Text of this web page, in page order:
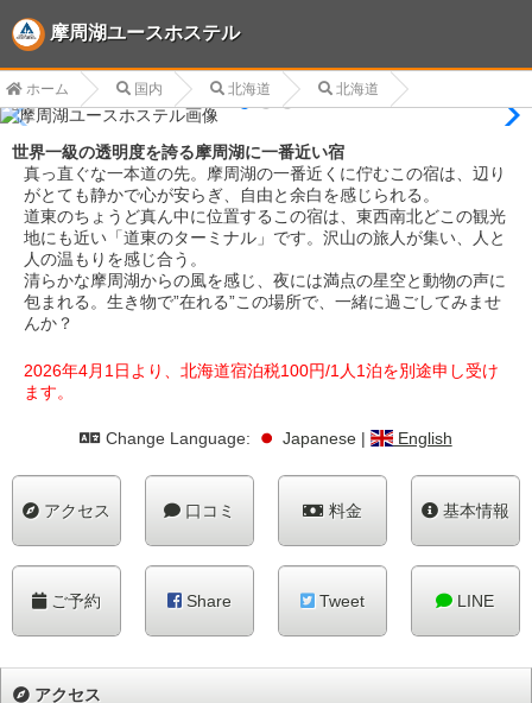
摩周湖ユースホステル
ホーム 国内 北海道 北海道
世界一級の透明度を誇る摩周湖に一番近い宿
真っ直ぐな一本道の先。摩周湖の一番近くに佇むこの宿は、辺り
がとても静かで心が安らぎ、自由と余白を感じられる。
道東のちょうど真ん中に位置するこの宿は、東西南北どこの観光
地にも近い「道東のターミナル」です。沢山の旅人が集い、人と
人の温もりを感じ合う。
清らかな摩周湖からの風を感じ、夜には満点の星空と動物の声に
包まれる。生き物で”在れる”この場所で、一緒に過ごしてみませ
んか？
2026年4月1日より、北海道宿泊税100円/1人1泊を別途申し受け
ます。
Change Language: Japanese | English
アクセス 口コミ 料金 基本情報
ご予約 Share Tweet LINE
アクセス